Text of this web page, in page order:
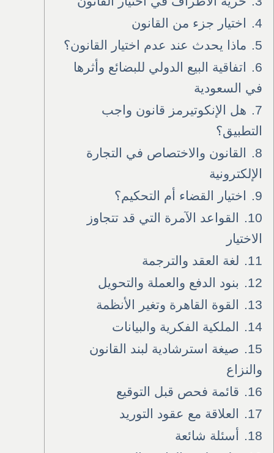
4.
اختيار جزء من القانون
5.
ماذا يحدث عند عدم اختيار القانون؟
6.
اتفاقية البيع الدولي للبضائع وأثرها
في السعودية
7.
هل الإنكوتيرمز قانون واجب
التطبيق؟
8.
القانون والاختصاص في التجارة
الإلكترونية
9.
اختيار القضاء أم التحكيم؟
10.
القواعد الآمرة التي قد تتجاوز
الاختيار
11.
لغة العقد والترجمة
12.
بنود الدفع والعملة والتحويل
13.
القوة القاهرة وتغير الأنظمة
14.
الملكية الفكرية والبيانات
15.
صيغة استرشادية لبند القانون
والنزاع
16.
قائمة فحص قبل التوقيع
17.
العلاقة مع عقود التوريد
18.
أسئلة شائعة